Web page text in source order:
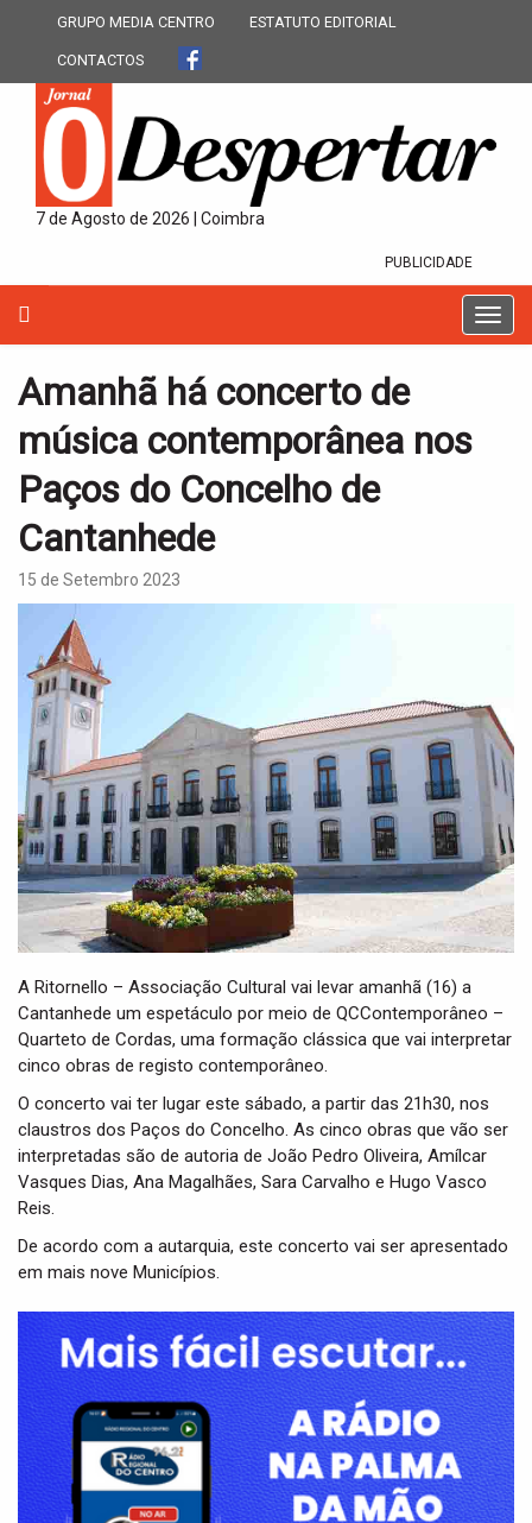
GRUPO MEDIA CENTRO ESTATUTO EDITORIAL
CONTACTOS
7 de Agosto de 2026 | Coimbra
PUBLICIDADE
T
o
Amanhã há concerto de
música contemporânea nos
Paços do Concelho de
Cantanhede
15 de Setembro 2023
A Ritornello – Associação Cultural vai levar amanhã (16) a
Cantanhede um espetáculo por meio de QCContemporâneo –
Quarteto de Cordas, uma formação clássica que vai interpretar
cinco obras de registo contemporâneo.
O concerto vai ter lugar este sábado, a partir das 21h30, nos
claustros dos Paços do Concelho. As cinco obras que vão ser
interpretadas são de autoria de João Pedro Oliveira, Amílcar
Vasques Dias, Ana Magalhães, Sara Carvalho e Hugo Vasco
Reis.
De acordo com a autarquia, este concerto vai ser apresentado
em mais nove Municípios.